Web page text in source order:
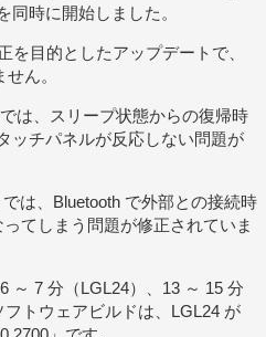
時に開始しました。
を目的としたアップデートで、
ん。
は、スリープ状態からの復帰時
ッチパネルが反応しない問題が
は、Bluetooth で外部との接続時
てしまう問題が修正されていま
～ 7 分（LGL24）、13 ～ 15 分
フトウェアビルドは、LGL24 が